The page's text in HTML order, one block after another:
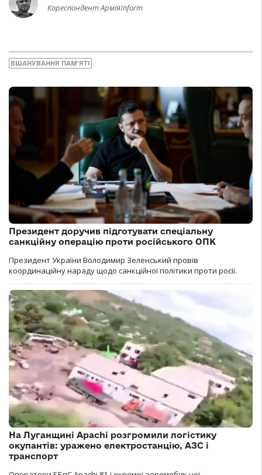
Кореспондент АрміяInform
ВШАНУВАННЯ ПАМ'ЯТІ
Президент доручив підготувати спеціальну
санкційну операцію проти російського ОПК
Президент України Володимир Зеленський провів
координаційну нараду щодо санкційної політики проти росії.
На Луганщині Apachi розгромили логістику
окупантів: уражено електростанцію, АЗС і
транспорт